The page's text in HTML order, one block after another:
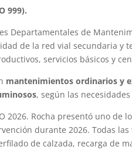
999).
Departamentales de
de la red vial secundaria y
servicios básicos y
mantenimientos ordinarios y
, según las
2026. Rocha presentó uno
durante 2026. Todas
de calzada, recarga de